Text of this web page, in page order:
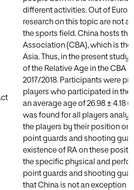
different activities. Out of
research on this topic are not
the sports field. China hosts
Association (CBA), which is
Asia. Thus, in the present
of the Relative Age in the CBA
2017/2018. Participants were
players who participated in the
an average age of 26.98 ± 4.18
was found for all players
the players by their position on
point guards and shooting
existence of RA on these
the specific physical and
point guards and shooting
that China is not an exception